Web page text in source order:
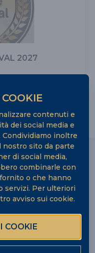
2027
da vicino tutte le
contenuti e
dei social media e
inoltre
nostro sito da parte
di social media,
combinarle con
o che hanno
servizi. Per ulteriori
avviso sui cookie.
COOKIE